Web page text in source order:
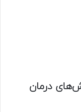
درمان